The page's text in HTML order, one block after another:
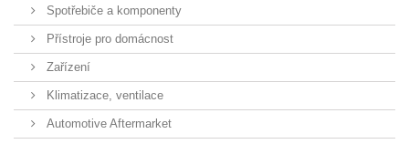
Spotřebiče a komponenty
Přístroje pro domácnost
Zařízení
Klimatizace, ventilace
Automotive Aftermarket